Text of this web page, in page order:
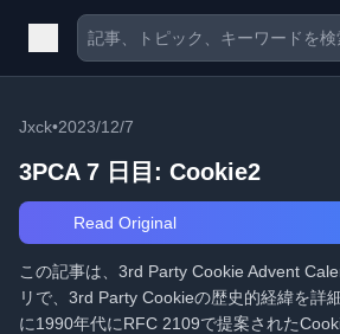
Jxck•2023/12/7
3PCA 7 日目: Cookie2
Read Original
この記事は、3rd Party Cookie Advent
リで、3rd Party Cookieの歴史的経緯を詳
に1990年代にRFC 2109で提案された